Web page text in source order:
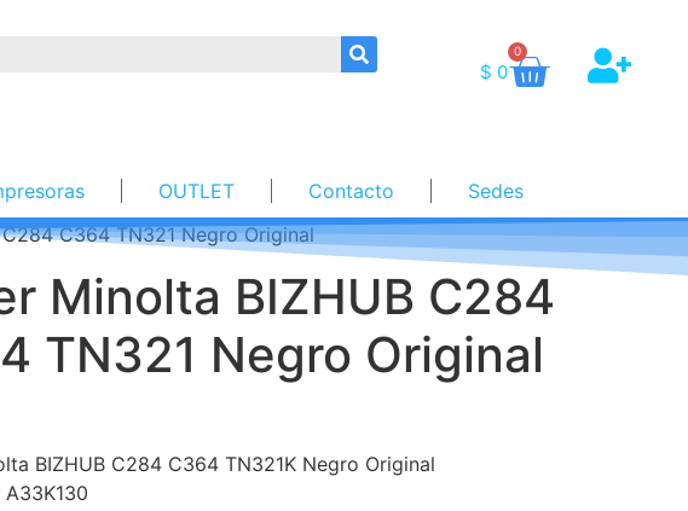
$ 0
0
OUTLET Contacto
Sedes
C364 TN321 Negro Original
Minolta BIZHUB C284
TN321 Negro Original
BIZHUB C284 C364 TN321K Negro Original
A33K130